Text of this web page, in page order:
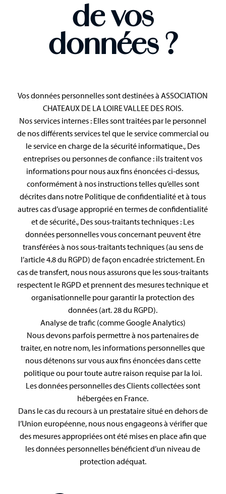
de vos
données ?
Vos données personnelles sont destinées à ASSOCIATION
CHATEAUX DE LA LOIRE VALLEE DES ROIS.
Nos services internes : Elles sont traitées par le personnel
de nos différents services tel que le service commercial ou
le service en charge de la sécurité informatique., Des
entreprises ou personnes de confiance : ils traitent vos
informations pour nous aux fins énoncées ci-dessus,
conformément à nos instructions telles qu’elles sont
décrites dans notre Politique de confidentialité et à tous
autres cas d’usage approprié en termes de confidentialité
et de sécurité., Des sous-traitants techniques : Les
données personnelles vous concernant peuvent être
transférées à nos sous-traitants techniques (au sens de
l’article 4.8 du RGPD) de façon encadrée strictement. En
cas de transfert, nous nous assurons que les sous-traitants
respectent le RGPD et prennent des mesures technique et
organisationnelle pour garantir la protection des
données (art. 28 du RGPD).
Analyse de trafic (comme Google Analytics)
Nous devons parfois permettre à nos partenaires de
traiter, en notre nom, les informations personnelles que
nous détenons sur vous aux fins énoncées dans cette
politique ou pour toute autre raison requise par la loi.
Les données personnelles des Clients collectées sont
hébergées en France.
Dans le cas du recours à un prestataire situé en dehors de
l’Union européenne, nous nous engageons à vérifier que
des mesures appropriées ont été mises en place afin que
les données personnelles bénéficient d’un niveau de
protection adéquat.